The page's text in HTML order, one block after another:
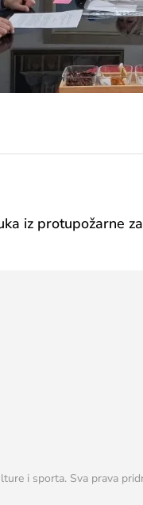
i sporta. Sva prava